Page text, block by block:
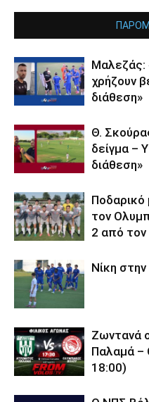
Μαλεζάς:
χρήζουν
διάθεση»
Θ.
δείγμα –
διάθεση»
Ποδαρικό
τον
2 από
Νίκη
Ζωντανά
Παλαμά –
18:00)